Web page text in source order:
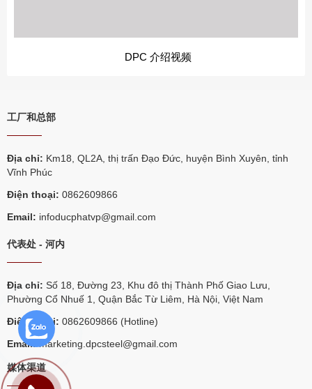
DPC 介绍视频
工厂和总部
Địa chỉ: Km18, QL2A, thị trấn Đạo Đức, huyện Bình Xuyên, tỉnh
Vĩnh Phúc
Điện thoại: 0862609866
Email: infoducphatvp@gmail.com
代表处 - 河内
Địa chỉ: Số 18, Đường 23, Khu đô thị Thành Phố Giao Lưu,
Phường Cổ Nhuế 1, Quận Bắc Từ Liêm, Hà Nội, Việt Nam
Điện thoại: 0862609866 (Hotline)
Email:
marketing.dpcsteel@gmail.com
媒体渠道